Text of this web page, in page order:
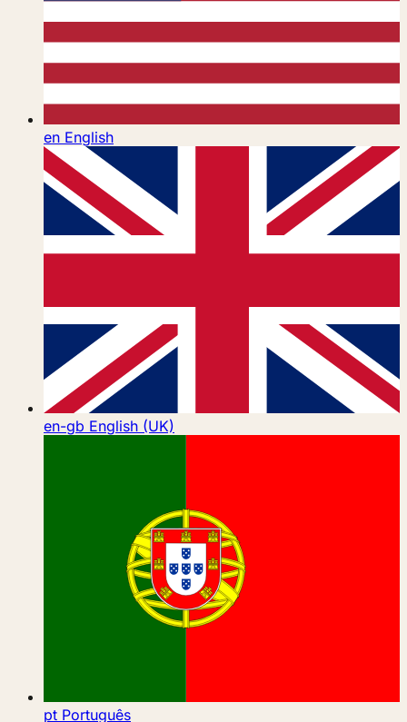
en English
en-gb English (UK)
pt Português